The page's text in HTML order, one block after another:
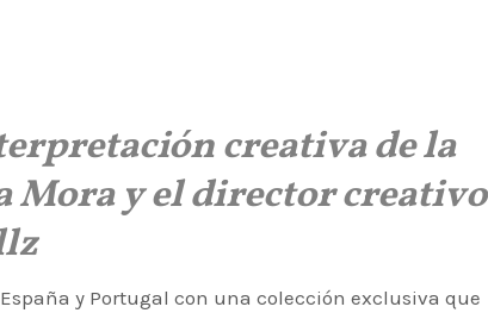
creativa de la
Mora y el director creativo
y Portugal con una colección exclusiva que